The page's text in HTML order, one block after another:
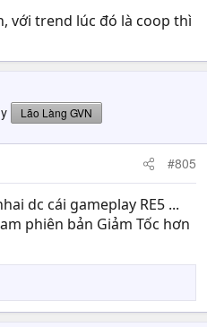
với trend lúc đó là coop thì
Lão Làng GVN
#805
dc cái gameplay RE5 ...
phiên bản Giảm Tốc hơn